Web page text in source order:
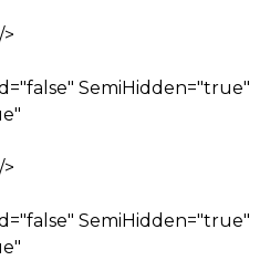
SemiHidden="true"
SemiHidden="true"